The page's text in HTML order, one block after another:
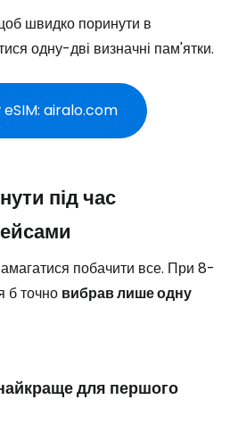
швидко поринути в
одну-дві визначні пам'ятки.
eSIM: airalo.com
під час
побачити все. При 8-
б точно вибрав лише одну
для першого